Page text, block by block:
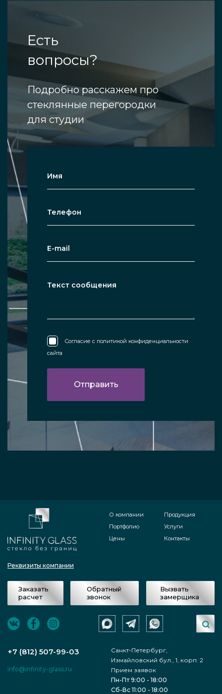
Есть
вопросы?
Подробно расскажем про
стеклянные перегородки
для студии
Согласие с политикой конфиденциальности
сайта
Реквизиты компании
О компании
Портфолио
Цены
Продукция
Услуги
Контакты
Заказать
расчет
Обратный
звонок
Вызвать
замерщика
+7 (812) 507-99-03
Санкт-Петербург,
Измайловский бул., 1, корп. 2
info@infinity-glass.ru
Прием заявок
Пн-Пт 9:00 - 18:00
Сб-Вс 11:00 - 18:00